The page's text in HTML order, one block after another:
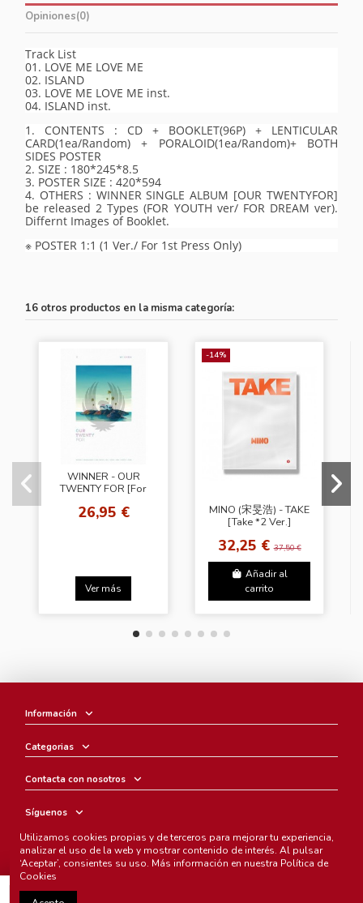
Opiniones(0)
Track List
01. LOVE ME LOVE ME
02. ISLAND
03. LOVE ME LOVE ME inst.
04. ISLAND inst.
1. CONTENTS : CD + BOOKLET(96P) + LENTICULAR
CARD(1ea/Random) + PORALOID(1ea/Random)+ BOTH
SIDES POSTER
2. SIZE : 180*245*8.5
3. POSTER SIZE : 420*594
4. OTHERS : WINNER SINGLE ALBUM [OUR TWENTYFOR]
be released 2 Types (FOR YOUTH ver/ FOR DREAM ver).
Differnt Images of Booklet.
※ POSTER 1:1 (1 Ver./ For 1st Press Only)
16 otros productos en la misma categoría:
WINNER - OUR
TWENTY FOR [For
26,95 €
Ver más
-14%
MINO (宋旻浩) - TAKE
[Take *2 Ver.]
32,25 €37,50 €
Añadir al
carrito
Información
Categorias
Contacta con nosotros
Síguenos
Boletín
Utilizamos cookies propias y de terceros para mejorar tu experiencia,
analizar el uso de la web y mostrar contenido de interés. Al pulsar
‘Aceptar’, consientes su uso. Más información en nuestra Política de
Cookies